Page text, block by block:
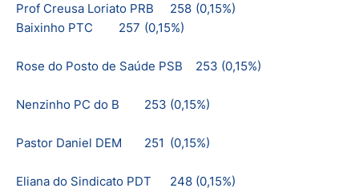
Prof Creusa Loriato PRB
258 (0,15%)
Baixinho PTC
257 (0,15%)
Rose do Posto de Saúde PSB 253 (0,15%)
Nenzinho PC do B 253 (0,15%)
Pastor Daniel DEM 251 (0,15%)
Eliana do Sindicato PDT 248 (0,15%)